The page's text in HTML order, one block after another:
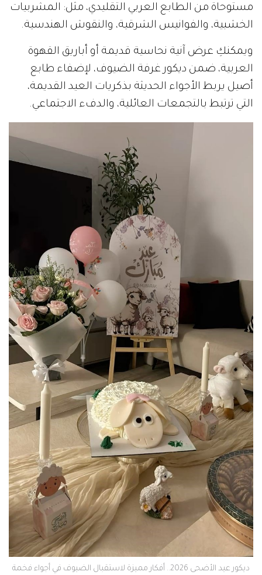
مستوحاة من الطابع العربي التقليدي، مثل: المشربيات
الخشبية، والفوانيس الشرقية، والنقوش الهندسية.
ويمكنكِ عرض آنية نحاسية قديمة أو أباريق القهوة
العربية، ضمن ديكور غرفة الضيوف، لإضفاء طابع
أصيل يربط الأجواء الحديثة بذكريات العيد القديمة،
التي ترتبط بالتجمعات العائلية، والدفء الاجتماعي.
ديكور عيد الأضحى 2026.. أفكار مميزة لاستقبال الضيوف في أجواء فخمة